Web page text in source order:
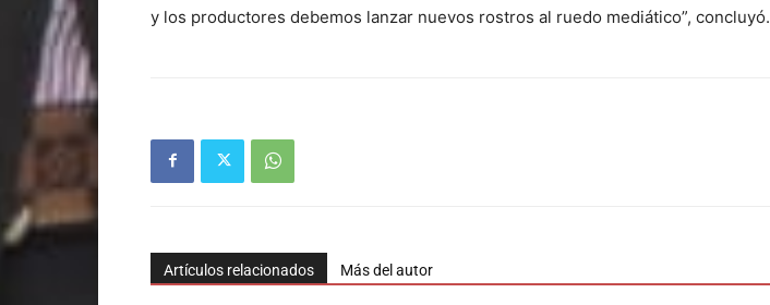
y los productores debemos lanzar nuevos rostros al ruedo mediático”, concluyó.
Artículos relacionados Más del autor